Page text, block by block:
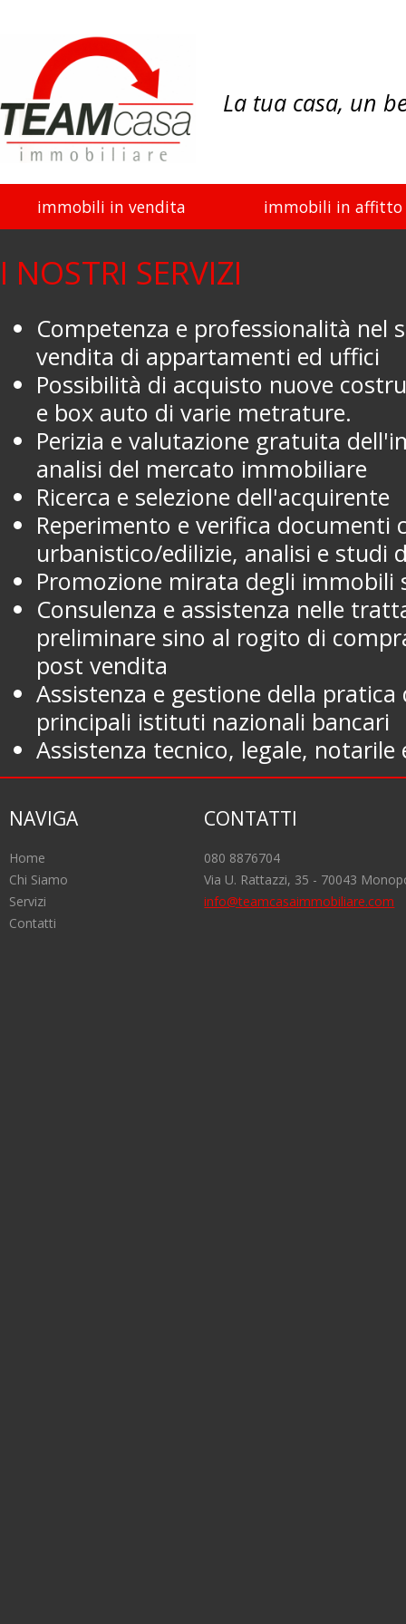
La tua casa, un
immobili in vendita immobili in affitto
I NOSTRI SERVIZI
Competenza e professionalità nel
vendita di appartamenti ed uffici
Possibilità di acquisto nuove
e box auto di varie metrature.
Perizia e valutazione gratuita
analisi del mercato immobiliare
Ricerca e selezione dell'acquirente
Reperimento e verifica documenti
urbanistico/edilizie, analisi e
Promozione mirata degli
Consulenza e assistenza nelle
preliminare sino al rogito di
post vendita
Assistenza e gestione della
principali istituti nazionali bancari
Assistenza tecnico, legale,
NAVIGA
Home
Chi Siamo
Servizi
Contatti
CONTATTI
080 8876704
Via U. Rattazzi, 35 - 70043
info@teamcasaimmobiliare.com